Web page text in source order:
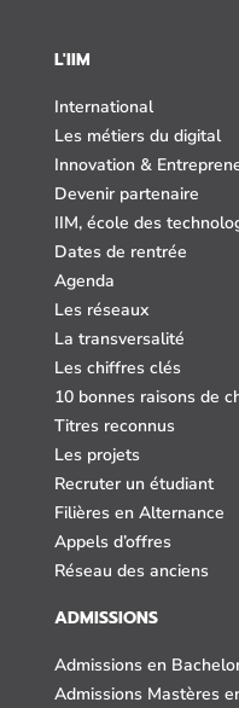
L'IIM
International
Les métiers du digital
Innovation &
Devenir partenaire
IIM, école des
Dates de rentrée
Agenda
Les réseaux
La transversalité
Les chiffres clés
10 bonnes raisons de
Titres reconnus
Les projets
Recruter un étudiant
Filières en Alternance
Appels d’offres
Réseau des anciens
ADMISSIONS
Admissions en
Admissions Mastères